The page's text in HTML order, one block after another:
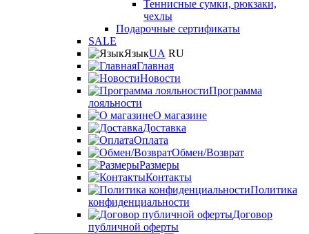
Теннисные сумки, рюкзаки,
чехлы
Подарочные сертификаты
SALE
ЯзыкUA RU
Главная
Новости
Программа
лояльности
О магазине
Доставка
Оплата
Обмен/Возврат
Размеры
Контакты
Политика
конфиденциальности
Договор
публичной оферты